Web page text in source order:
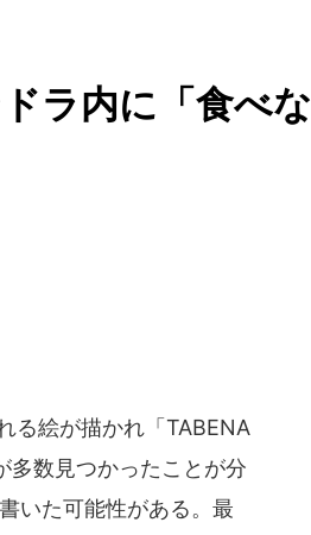
ラ内に「食べな
る絵が描かれ「TABENA
多数見つかったことが分
いた可能性がある。最